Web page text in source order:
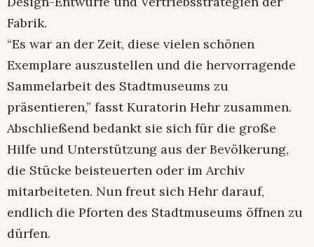
Fabrik.
“Es war an der Zeit, diese vielen schönen
Exemplare auszustellen und die hervorragende
Sammelarbeit des Stadtmuseums zu
präsentieren,” fasst Kuratorin Hehr zusammen.
Abschließend bedankt sie sich für die große
Hilfe und Unterstützung aus der Bevölkerung,
die Stücke beisteuerten oder im Archiv
mitarbeiteten. Nun freut sich Hehr darauf,
endlich die Pforten des Stadtmuseums öffnen zu
dürfen.